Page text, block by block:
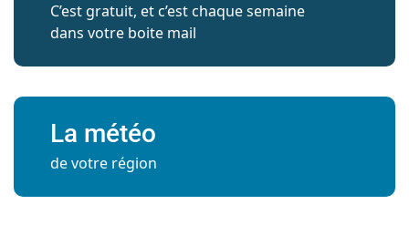
C’est gratuit, et c’est chaque semaine
dans votre boite mail
La météo
de votre région